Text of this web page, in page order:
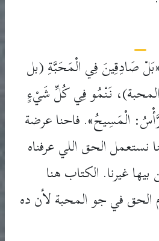
وفي أفسس ٤: ١٥ «بَلْ صَادِقِينَ فِي الْمَحَبَّةِ (بل
نَنْمُو فِي كُلِّ شَيْءٍ
الْمَسِيحُ». فاحنا عرضة
نستعمل الحق اللي عرفناه
غيرنا. الكتاب هنا
الحق في جو المحبة لأن ده